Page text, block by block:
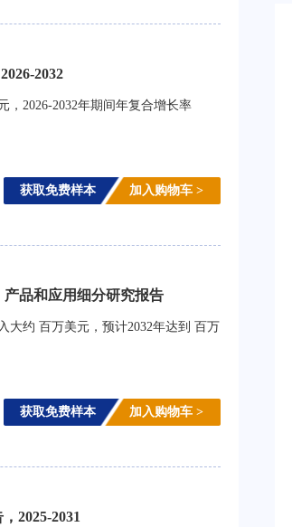
2032
，2026-2032年期间年复合增长率
获取免费样本 加入购物车 >
品和应用细分研究报告
大约 百万美元，预计2032年达到 百万
获取免费样本 加入购物车 >
2025-2031